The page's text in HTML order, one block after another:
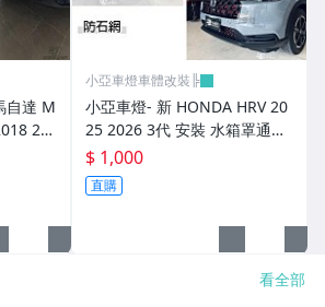
自達 M
20
罩
小亞車燈車體改裝╠
小亞車燈- 新 HONDA HRV 20
25 2026 3代 安裝 水箱罩通風
網 紅色 防石網 粉體鋁網
$ 1,000
直購
看全部